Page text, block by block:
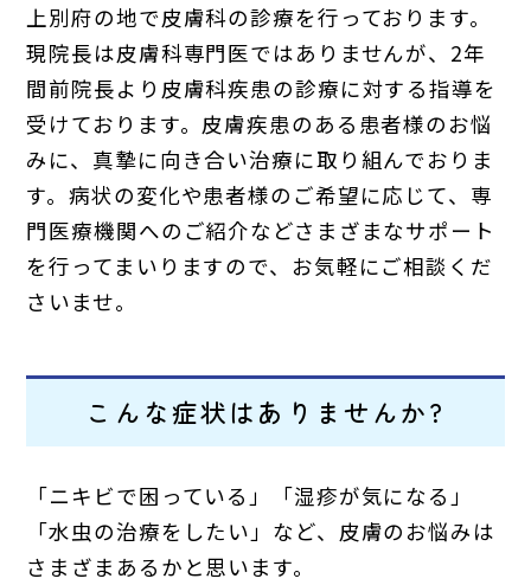
上別府の地で皮膚科の診療を行っております。
現院長は皮膚科専門医ではありませんが、2年
間前院長より皮膚科疾患の診療に対する指導を
受けております。皮膚疾患のある患者様のお悩
みに、真摯に向き合い治療に取り組んでおりま
す。病状の変化や患者様のご希望に応じて、専
門医療機関へのご紹介などさまざまなサポート
を行ってまいりますので、お気軽にご相談くだ
さいませ。
こんな症状はありませんか?
「ニキビで困っている」「湿疹が気になる」
「水虫の治療をしたい」など、皮膚のお悩みは
さまざまあるかと思います。